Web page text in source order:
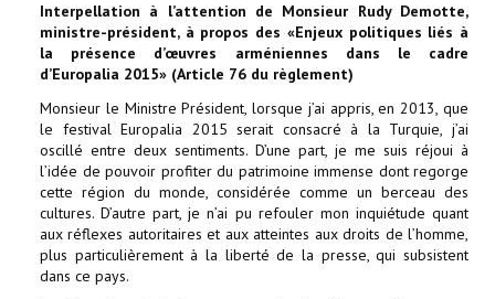
Interpellation à l’attention de Monsieur Rudy Demotte,
ministre-président, à propos des «Enjeux politiques liés à
la présence d’œuvres arméniennes dans le cadre
d’Europalia 2015» (Article 76 du règlement)
Monsieur le Ministre Président, lorsque j’ai appris, en 2013, que
le festival Europalia 2015 serait consacré à la Turquie, j’ai
oscillé entre deux sentiments. D’une part, je me suis réjoui à
l’idée de pouvoir profiter du patrimoine immense dont regorge
cette région du monde, considérée comme un berceau des
cultures. D’autre part, je n’ai pu refouler mon inquiétude quant
aux réflexes autoritaires et aux atteintes aux droits de l’homme,
plus particulièrement à la liberté de la presse, qui subsistent
dans ce pays.